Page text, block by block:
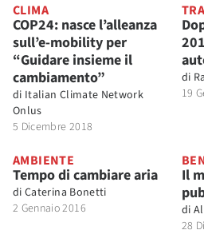
CLIMA
COP24: nasce l’alleanza
sull’e-mobility per
“Guidare insieme il
cambiamento”
di Italian Climate Network
Onlus
5 Dicembre 2018
di
19
AMBIENTE
Tempo di cambiare aria
di Caterina Bonetti
2 Gennaio 2016
Il
di
28